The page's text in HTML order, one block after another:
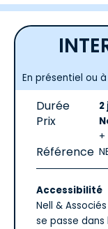
En présentiel ou
Durée 2
Prix
Référence
Accessibilité
Nell &
se passe dans